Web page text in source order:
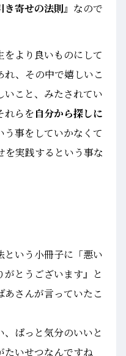
寄せの法則』 なので
より良いものにして
れ、その中で嬉しいこ
いこと、みたされてい
れらを自分から探しに
う事をしていかなくて
を実践するという事な
いう小冊子に「悪い
とうございます』と
さんが言っていたこ
ぱっと気分のいいと
たいせつなんですね